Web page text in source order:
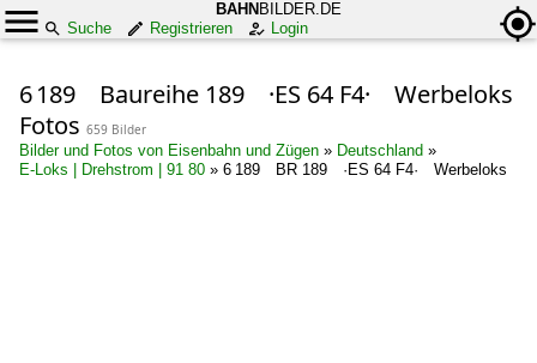
BAHN BILDER.DE
Suche
Registrieren Login
6 189 Baureihe 189 ·ES 64 F4· Werbeloks
Fotos 659 Bilder
Bilder und Fotos von Eisenbahn und Zügen » Deutschland »
E-Loks | Drehstrom | 91 80 » 6 189 BR 189 ·ES 64 F4· Werbeloks